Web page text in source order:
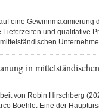
eine Gewinnmaximierung
und qualitative
in
von Robin Hirschberg
Boehle. Eine der